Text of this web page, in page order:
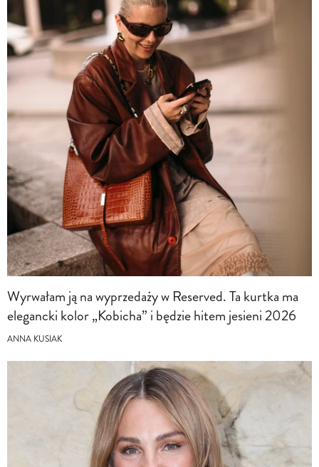
Wyrwałam ją na wyprzedaży w Reserved. Ta kurtka ma
elegancki kolor „Kobicha” i będzie hitem jesieni 2026
ANNA KUSIAK